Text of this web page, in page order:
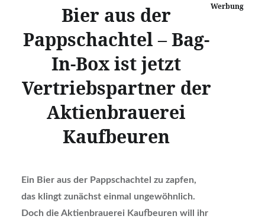
Bier aus der
Pappschachtel – Bag-
In-Box ist jetzt
Vertriebspartner der
Aktienbrauerei
Kaufbeuren
Werbung
Ein Bier aus der Pappschachtel zu zapfen,
das klingt zunächst einmal ungewöhnlich.
Doch die Aktienbrauerei Kaufbeuren will ihr